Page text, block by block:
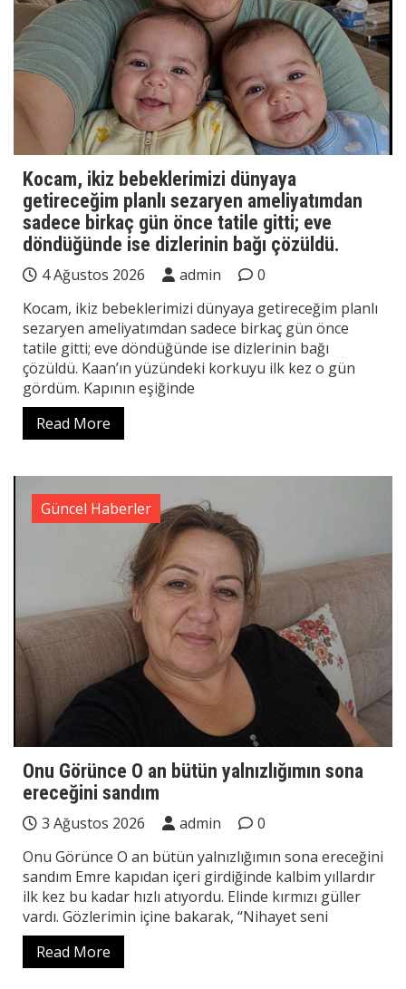
Kocam, ikiz bebeklerimizi dünyaya
getireceğim planlı sezaryen ameliyatımdan
sadece birkaç gün önce tatile gitti; eve
döndüğünde ise dizlerinin bağı çözüldü.
4 Ağustos 2026 admin
0
Kocam, ikiz bebeklerimizi dünyaya getireceğim planlı
sezaryen ameliyatımdan sadece birkaç gün önce
tatile gitti; eve döndüğünde ise dizlerinin bağı
çözüldü. Kaan’ın yüzündeki korkuyu ilk kez o gün
gördüm. Kapının eşiğinde
Read More
Güncel Haberler
Onu Görünce O an bütün yalnızlığımın sona
ereceğini sandım
3 Ağustos 2026 admin
0
Onu Görünce O an bütün yalnızlığımın sona ereceğini
sandım Emre kapıdan içeri girdiğinde kalbim yıllardır
ilk kez bu kadar hızlı atıyordu. Elinde kırmızı güller
vardı. Gözlerimin içine bakarak, “Nihayet seni
Read More